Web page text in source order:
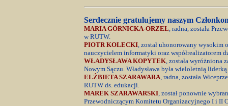
Serdecznie gratulujemy naszym
MARIA GÓRNICKA-ORZEŁ, radna, została
w RUTW.
PIOTR KOLECKI, został uhonorowany wysokim
nauczycielem informatyki oraz współrealizatorem
WŁADYSŁAWA KOPYTEK, została wyróżniona
Nowym Sączu. Władysława była wieloletnią
ELŻBIETA SZARAWARA, radna, została
RUTW ds. edukacji.
MAREK SZARAWARSKI, został ponownie
Przewodniczącym Komitetu Organizacyjnego I i II